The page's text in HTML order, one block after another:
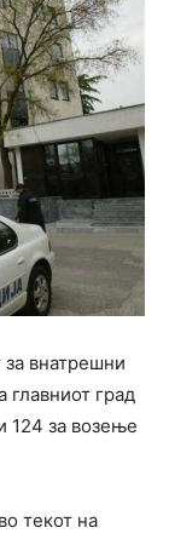
за внатрешни
главниот град
124 за возење
текот на